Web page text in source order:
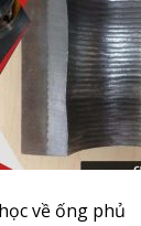
về ống phủ